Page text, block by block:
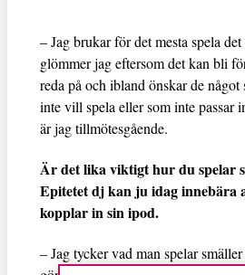
– Jag brukar för det mesta spela
glömmer jag eftersom det kan bli
reda på och ibland önskar de
inte vill spela eller som inte passar
är jag tillmötesgående.
Är det lika viktigt hur du spelar
Epitetet dj kan ju idag innebära
kopplar in sin ipod.
– Jag tycker vad man spelar